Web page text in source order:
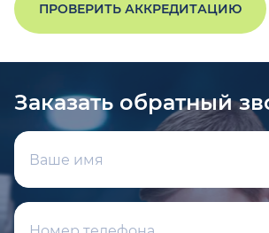
ПРОВЕРИТЬ АККРЕДИТАЦИЮ
Заказать обратный